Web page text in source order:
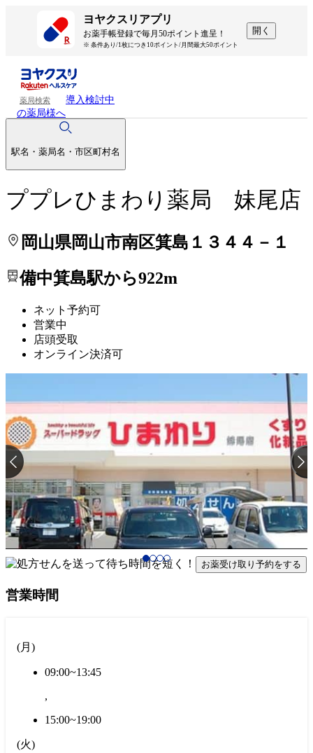
ヨヤクスリアプリ
お薬手帳登録で毎月50ポイント進呈！
※ 条件あり/1枚につき10ポイント/月間最大50ポイント
開く
薬局検索
導入検討中
の薬局様へ
駅名・薬局名・市区町村名
ププレひまわり薬局 妹尾店
岡山県岡山市南区箕島１３４４－１
備中箕島駅から922m
ネット予約可
営業中
店頭受取
オンライン決済可
処方せんを送って待ち時間を短く！
お薬受け取り予約をする
営業時間
(月 )
09:00~13:45
,
15:00~19:00
(火)
処方せんを送って待ち時間を短く！